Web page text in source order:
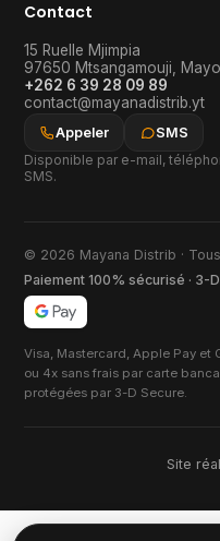
Contact
15 Ruelle Mjimpia
97650 Mtsangamouji
+262 6 39 28 09 89
contact@mayanadistrib.yt
Appeler
SMS
Disponible par e-mail,
SMS.
© 2026 Mayana Distrib ·
Paiement 100% sécurisé · 3-
Visa, Mastercard, Apple Pay et
ou 4x sans frais par carte
protégées par 3-D Secure.
Site